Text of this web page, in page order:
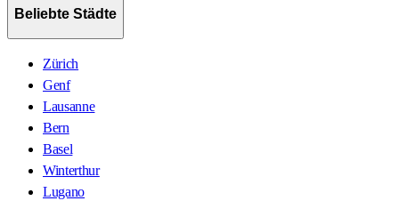
Beliebte Städte
Zürich
Genf
Lausanne
Bern
Basel
Winterthur
Lugano